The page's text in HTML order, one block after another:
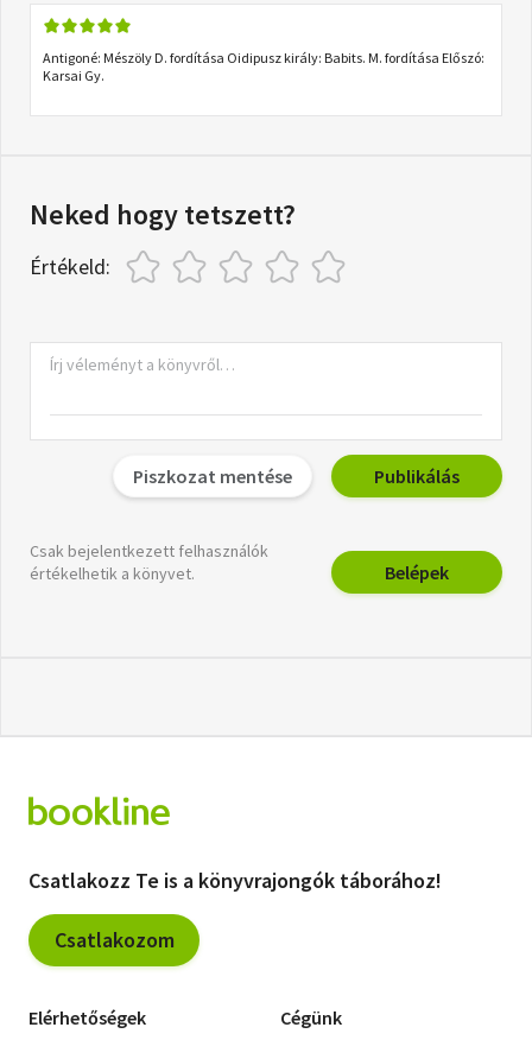
Antigoné: Mészöly D. fordítása Oidipusz király: Babits. M. fordítása Előszó:
Karsai Gy.
Neked hogy tetszett?
Értékeld:
Piszkozat mentése Publikálás
Csak bejelentkezett felhasználók
értékelhetik a könyvet.
Belépek
Csatlakozz Te is a könyvrajongók táborához!
Csatlakozom
Elérhetőségek Cégünk